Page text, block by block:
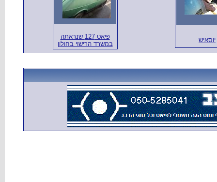
יוסאיש
פיאט 127 שנראתה
במשרד הרישוי בחולון